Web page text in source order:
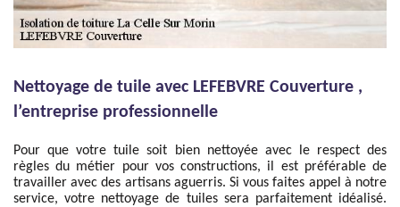
Nettoyage de tuile avec LEFEBVRE Couverture ,
l’entreprise professionnelle
Pour que votre tuile soit bien nettoyée avec le respect des
règles du métier pour vos constructions, il est préférable de
travailler avec des artisans aguerris. Si vous faites appel à notre
service, votre nettoyage de tuiles sera parfaitement idéalisé.